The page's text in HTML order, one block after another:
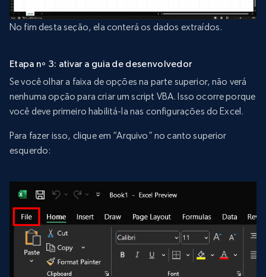
No fim desta seção, ela conterá os dados extraídos.
Etapa nº 3: ativar a guia de desenvolvedor
Se você olhar a faixa de opções na parte superior, não verá
nenhuma opção para criar um script VBA. Isso ocorre porque
você deve primeiro habilitá-la nas configurações do Excel.
Para fazer isso, clique em “Arquivo” no canto superior
esquerdo: